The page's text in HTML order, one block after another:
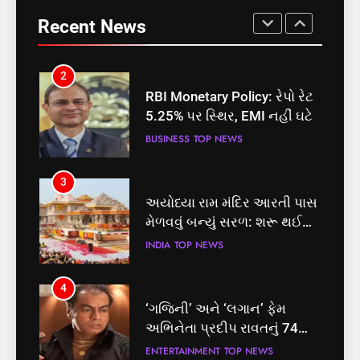
5.25% પર સ્થિર, EMI નહીં ઘટે
3
અયોધ્યા રામ મંદિર આરતી પાસ
મેળવવું બન્યું સરળ: શરૂ થઈ
તત્કાલ સુવિધા, જાણો સંપૂર્ણ
INDIA TOP NEWS
4
‘ગજિની’ અને ‘લગાન’ ફેમ
અભિનેતા પ્રદીપ રાવતનું 74
વર્ષની વયે નિધન, બ્લડ કેન્સર
ENTERTAINMENT
5
કોડીનારના છારા દરિયાકાંઠે પાંચ
કિશોરો ડૂબ્યા, 3નો બચાવ, 2
લાપતા
GUJARAT TOP NEWS
Recent News
બેઠક પરથી પવન પાંડેને 2027
માટે બનાવાયા ઉમેદવાર
2
RBI Monetary Policy: રેપો રેટ
5.25% પર સ્થિર, EMI નહીં ઘટે
BUSINESS TOP NEWS
3
અયોધ્યા રામ મંદિર આરતી પાસ
મેળવવું બન્યું સરળ: શરૂ થઈ
તત્કાલ સુવિધા, જાણો સંપૂર્ણ
INDIA TOP NEWS
4
‘ગજિની’ અને ‘લગાન’ ફેમ
અભિનેતા પ્રદીપ રાવતનું 74
વર્ષની વયે નિધન, બ્લડ કેન્સર
ENTERTAINMENT TOP NEWS